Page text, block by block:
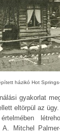
házikó Hot Springs-
gyakorlat
eltörpül az
A. Mitchel